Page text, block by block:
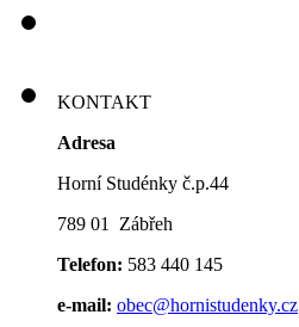
KONTAKT
Adresa
Horní Studénky č.p.44
789 01 Zábřeh
Telefon: 583 440 145
e-mail: obec@hornistudenky.cz